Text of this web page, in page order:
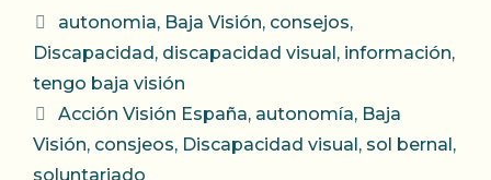
Categorías
autonomia, Baja Visión, consejos,
Discapacidad , discapacidad visual , información,
tengo baja visión
Etiquetas
Acción Visión España, autonomía, Baja
Visión, consjeos, Discapacidad visual , sol bernal ,
soluntariado